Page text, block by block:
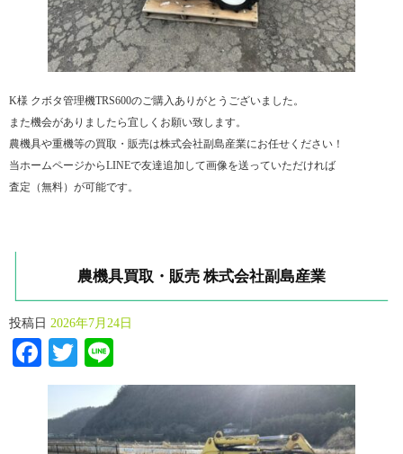
K様 クボタ管理機TRS600のご購入ありがとうございました。
また機会がありましたら宜しくお願い致します。
農機具や重機等の買取・販売は株式会社副島産業にお任せください！
当ホームページからLINEで友達追加して画像を送っていただければ
査定（無料）が可能です。
農機具買取・販売 株式会社副島産業
投稿日 2026年7月24日
Facebook
Twitter